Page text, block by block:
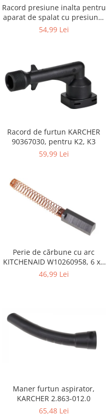
Racord presiune inalta pentru
aparat de spalat cu presiune,
KARCHER 9.013-355.0, K4/K5
54,99 Lei
Racord de furtun KARCHER
90367030, pentru K2, K3
59,99 Lei
Perie de cărbune cu arc
KITCHENAID W10260958, 6 x6
x 19 mm, pentru 5KSM15
46,99 Lei
Maner furtun aspirator,
KARCHER 2.863-012.0
65,48 Lei